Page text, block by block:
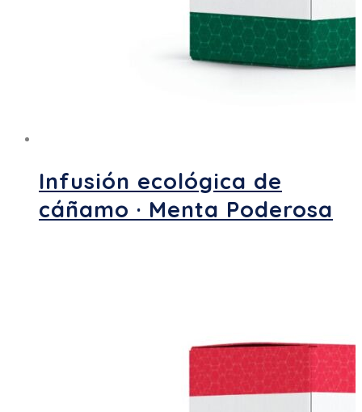
Infusión ecológica de
cáñamo · Menta Poderosa